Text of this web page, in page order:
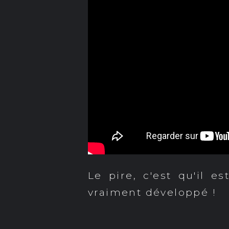
Le pire, c'est qu'il
vraiment développé !